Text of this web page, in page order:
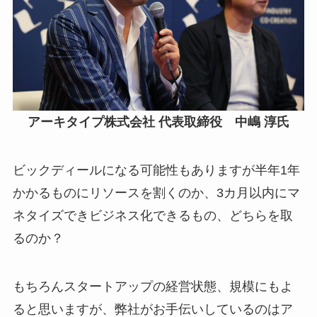
アーキタイプ株式会社 代表取締役 中嶋 淳氏
ビックディールになる可能性もありますが半年1年
かかるものにリソースを割くのか、3カ月以内にマ
ネタイズできビジネス化できるもの、どちらを取
るのか？
もちろんスタートアップの経営状態、規模にもよ
ると思いますが、弊社がお手伝いしているのはア